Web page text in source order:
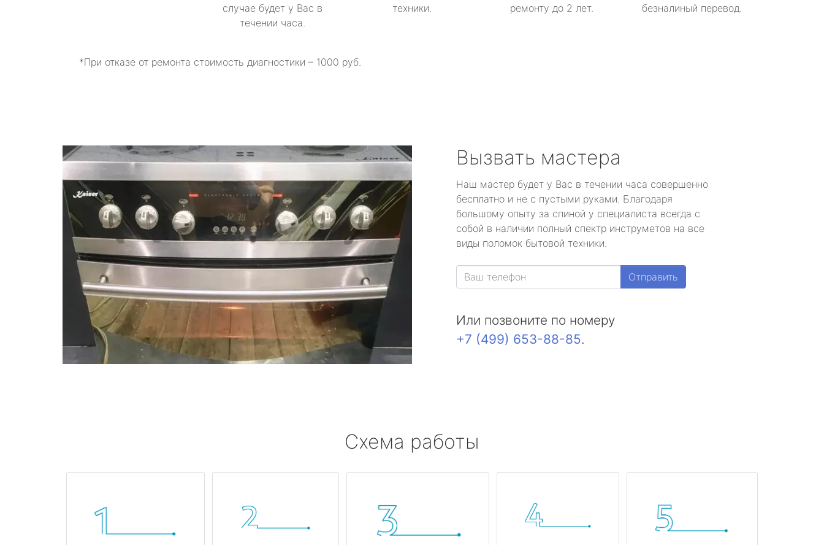
случае будет у Вас в
течении часа.
техники.
ремонту до 2 лет.
безналиный перевод.
*При отказе от ремонта стоимость диагностики – 1000 руб.
Вызвать мастера
Наш мастер будет у Вас в течении часа совершенно
бесплатно и не с пустыми руками. Благодаря
большому опыту за спиной у специалиста всегда с
собой в наличии полный спектр инструметов на все
виды поломок бытовой техники.
Отправить
Или позвоните по номеру
+7 (499) 653-88-85.
Схема работы